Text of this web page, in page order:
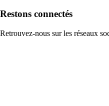
Restons connectés
Retrouvez-nous sur les réseaux